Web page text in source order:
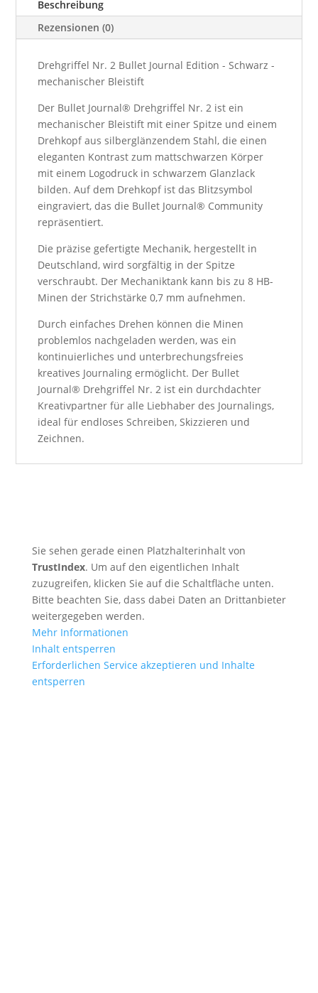
Beschreibung
Rezensionen (0)
Drehgriffel Nr. 2 Bullet Journal Edition - Schwarz -
mechanischer Bleistift
Der Bullet Journal® Drehgriffel Nr. 2 ist ein
mechanischer Bleistift mit einer Spitze und einem
Drehkopf aus silberglänzendem Stahl, die einen
eleganten Kontrast zum mattschwarzen Körper
mit einem Logodruck in schwarzem Glanzlack
bilden. Auf dem Drehkopf ist das Blitzsymbol
eingraviert, das die Bullet Journal® Community
repräsentiert.
Die präzise gefertigte Mechanik, hergestellt in
Deutschland, wird sorgfältig in der Spitze
verschraubt. Der Mechaniktank kann bis zu 8 HB-
Minen der Strichstärke 0,7 mm aufnehmen.
Durch einfaches Drehen können die Minen
problemlos nachgeladen werden, was ein
kontinuierliches und unterbrechungsfreies
kreatives Journaling ermöglicht. Der Bullet
Journal® Drehgriffel Nr. 2 ist ein durchdachter
Kreativpartner für alle Liebhaber des Journalings,
ideal für endloses Schreiben, Skizzieren und
Zeichnen.
Sie sehen gerade einen Platzhalterinhalt von
TrustIndex. Um auf den eigentlichen Inhalt
zuzugreifen, klicken Sie auf die Schaltfläche unten.
Bitte beachten Sie, dass dabei Daten an Drittanbieter
weitergegeben werden.
Mehr Informationen
Inhalt entsperren
Erforderlichen Service akzeptieren und Inhalte
entsperren